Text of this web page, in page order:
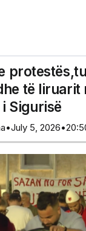
të liruarit
i Sigurisë
•July 5, 2026•